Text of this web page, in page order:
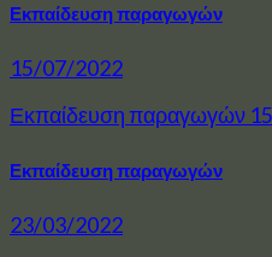
Εκπαίδευση παραγωγών
15/07/2022
Εκπαίδευση παραγωγών
Εκπαίδευση παραγωγών
23/03/2022